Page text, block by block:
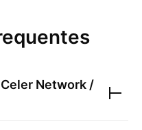
Celer Network /